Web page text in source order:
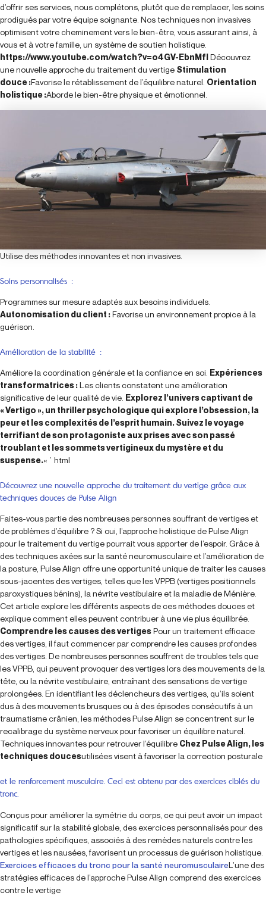
d’offrir ses services, nous complétons, plutôt que de remplacer, les soins
prodigués par votre équipe soignante. Nos techniques non invasives
optimisent votre cheminement vers le bien-être, vous assurant ainsi, à
vous et à votre famille, un système de soutien holistique.
https://www.youtube.com/watch?v=o4GV-EbnMfIDécouvrez
une nouvelle approche du traitement du vertige Stimulation
douce :Favorise le rétablissement de l’équilibre naturel. Orientation
holistique :Aborde le bien-être physique et émotionnel.
Utilise des méthodes innovantes et non invasives.
Soins personnalisés :
Programmes sur mesure adaptés aux besoins individuels.
Autonomisation du client :Favorise un environnement propice à la
guérison.
Amélioration de la stabilité :
Améliore la coordination générale et la confiance en soi. Expériences
transformatrices :Les clients constatent une amélioration
significative de leur qualité de vie. Explorez l’univers captivant de
« Vertigo », un thriller psychologique qui explore l’obsession, la
peur et les complexités de l’esprit humain. Suivez le voyage
terrifiant de son protagoniste aux prises avec son passé
troublant et les sommets vertigineux du mystère et du
suspense.« `html
Découvrez une nouvelle approche du traitement du vertige grâce aux
techniques douces de Pulse Align
Faites-vous partie des nombreuses personnes souffrant de vertiges et
de problèmes d’équilibre ? Si oui, l’approche holistique de Pulse Align
pour le traitement du vertige pourrait vous apporter de l’espoir. Grâce à
des techniques axées sur la santé neuromusculaire et l’amélioration de
la posture, Pulse Align offre une opportunité unique de traiter les causes
sous-jacentes des vertiges, telles que les VPPB (vertiges positionnels
paroxystiques bénins), la névrite vestibulaire et la maladie de Ménière.
Cet article explore les différents aspects de ces méthodes douces et
explique comment elles peuvent contribuer à une vie plus équilibrée.
Comprendre les causes des vertigesPour un traitement efficace
des vertiges, il faut commencer par comprendre les causes profondes
des vertiges. De nombreuses personnes souffrent de troubles tels que
les VPPB, qui peuvent provoquer des vertiges lors des mouvements de la
tête, ou la névrite vestibulaire, entraînant des sensations de vertige
prolongées. En identifiant les déclencheurs des vertiges, qu’ils soient
dus à des mouvements brusques ou à des épisodes consécutifs à un
traumatisme crânien, les méthodes Pulse Align se concentrent sur le
recalibrage du système nerveux pour favoriser un équilibre naturel.
Techniques innovantes pour retrouver l’équilibre Chez Pulse Align, les
techniques doucesutilisées visent à favoriser la correction posturale
et le renforcement musculaire. Ceci est obtenu par des exercices ciblés du
tronc.
Conçus pour améliorer la symétrie du corps, ce qui peut avoir un impact
significatif sur la stabilité globale, des exercices personnalisés pour des
pathologies spécifiques, associés à des remèdes naturels contre les
vertiges et les nausées, favorisent un processus de guérison holistique.
Exercices efficaces du tronc pour la santé neuromusculaireL’une des
stratégies efficaces de l’approche Pulse Align comprend des exercices
contre le vertige